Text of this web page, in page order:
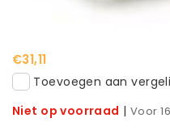
€31,11
Toevoegen aan
Niet op voorraad | Voor